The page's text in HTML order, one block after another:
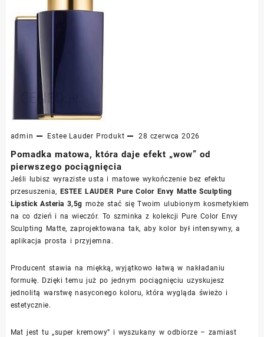
admin Estee Lauder Produkt 28 czerwca 2026
Pomadka matowa, która daje efekt „wow” od
pierwszego pociągnięcia
Jeśli lubisz wyraziste usta i matowe wykończenie bez efektu
przesuszenia, ESTEE LAUDER Pure Color Envy Matte Sculpting
Lipstick Asteria 3,5g może stać się Twoim ulubionym kosmetykiem
na co dzień i na wieczór. To szminka z kolekcji Pure Color Envy
Sculpting Matte, zaprojektowana tak, aby kolor był intensywny, a
aplikacja prosta i przyjemna.
Producent stawia na miękką, wyjątkowo łatwą w nakładaniu
formułę. Dzięki temu już po jednym pociągnięciu uzyskujesz
jednolitą warstwę nasyconego koloru, która wygląda świeżo i
estetycznie.
Mat jest tu „super kremowy” i wyszukany w odbiorze – zamiast